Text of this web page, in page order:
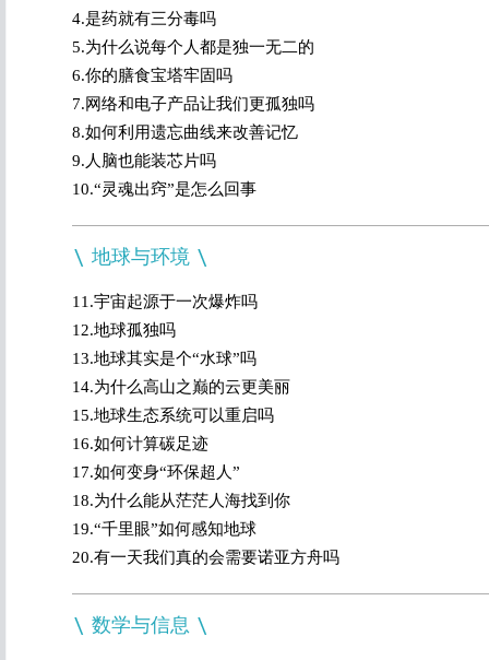
4.是药就有三分毒吗
5.为什么说每个人都是独一无二的
6.你的膳食宝塔牢固吗
7.网络和电子产品让我们更孤独吗
8.如何利用遗忘曲线来改善记忆
9.人脑也能装芯片吗
10.“灵魂出窍”是怎么回事
地球与环境
11.宇宙起源于一次爆炸吗
12.地球孤独吗
13.地球其实是个“水球”吗
14.为什么高山之巅的云更美丽
15.地球生态系统可以重启吗
16.如何计算碳足迹
17.如何变身“环保超人”
18.为什么能从茫茫人海找到你
19.“千里眼”如何感知地球
20.有一天我们真的会需要诺亚方舟吗
数学与信息